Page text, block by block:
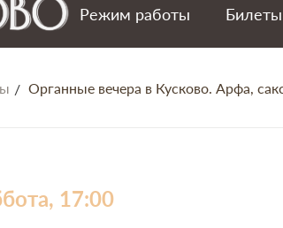
Режим работы Билеты
Органные вечера в Кусково. Арфа,
17:00